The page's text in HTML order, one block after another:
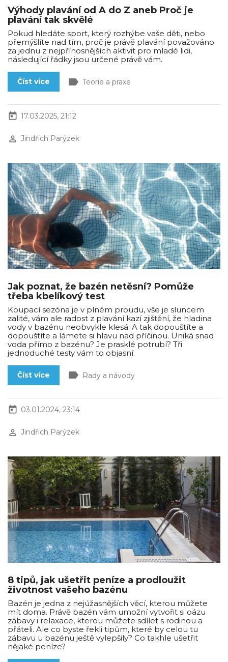
Výhody plavání od A do Z aneb Proč je
plavání tak skvělé
Pokud hledáte sport, který rozhýbe vaše děti, nebo
přemýšlíte nad tím, proč je právě plavání považováno
za jednu z nejpřínosnějších aktivit pro mladé lidi,
následující řádky jsou určené právě vám.
Číst více label Teorie a praxe
today 17.03.2025, 21:12
perm_identity Jindřich Parýzek
Jak poznat, že bazén netěsní? Pomůže
třeba kbelíkový test
Koupací sezóna je v plném proudu, vše je sluncem
zalité, vám ale radost z plavání kazí zjištění, že hladina
vody v bazénu neobvykle klesá. A tak dopouštíte a
dopouštíte a lámete si hlavu nad příčinou. Uniká snad
voda přímo z bazénu? Je prasklé potrubí? Tři
jednoduché testy vám to objasní.
Číst více label Rady a návody
today 03.01.2024, 23:14
perm_identity Jindřich Parýzek
8 tipů, jak ušetřit peníze a prodloužit
životnost vašeho bazénu
Bazén je jedna z nejúžasnějších věcí, kterou můžete
mít doma. Právě bazén vám umožní vytvořit si oázu
zábavy i relaxace, kterou můžete sdílet s rodinou a
přáteli. Ale co byste řekli tipům, které by celou tu
zábavu u bazénu ještě vylepšily? Co takhle ušetřit
nějaké peníze?